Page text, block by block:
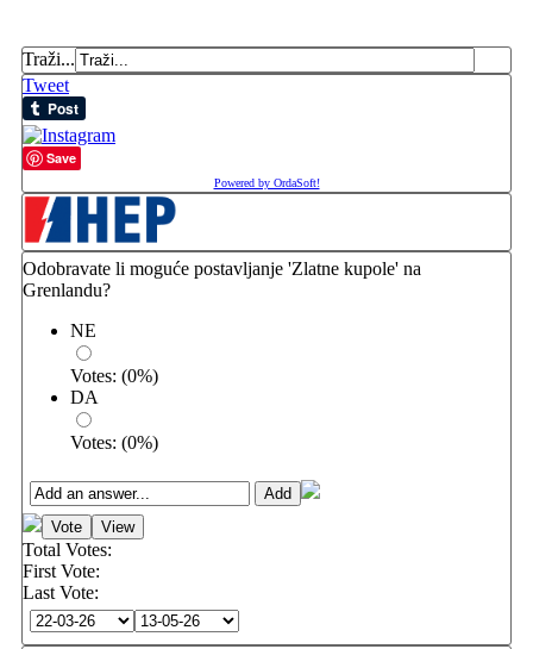
Traži...
Tweet
Save
Powered by OrdaSoft!
Odobravate li moguće postavljanje 'Zlatne kupole' na
Grenlandu?
NE
Votes: (0%)
DA
Votes: (0%)
Total Votes:
First Vote:
Last Vote: